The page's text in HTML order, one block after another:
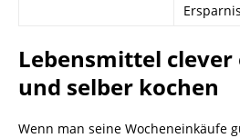
Lebensmittel
und selber kochen
Wenn man seine Wocheneinkäufe